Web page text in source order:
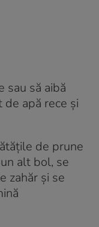
sau să aibă
apă rece și
de prune
alt bol, se
zahăr și se